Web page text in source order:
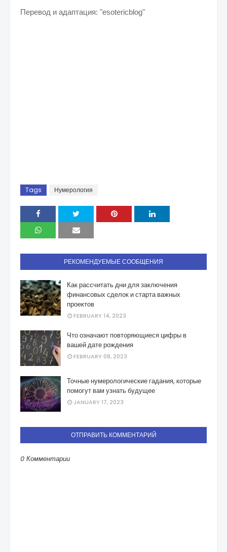
Перевод и адаптация: "esotericblog"
Tags Нумерология
РЕКОМЕНДУЕМЫЕ СООБЩЕНИЯ
Как рассчитать дни для заключения
финансовых сделок и старта важных
проектов
FEBRUARY 14, 2023
Что означают повторяющиеся цифры в
вашей дате рождения
FEBRUARY 08, 2023
Точные нумерологические гадания, которые
помогут вам узнать будущее
JANUARY 17, 2023
ОТПРАВИТЬ КОММЕНТАРИЙ
0 Комментарии